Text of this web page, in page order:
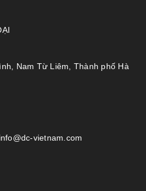
Nam Từ Liêm, Thành phố Hà
vietnam.com